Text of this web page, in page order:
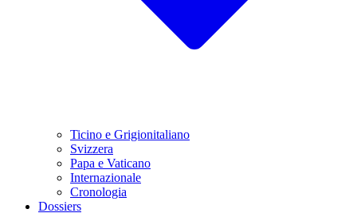
Ticino e Grigionitaliano
Svizzera
Papa e Vaticano
Internazionale
Cronologia
Dossiers